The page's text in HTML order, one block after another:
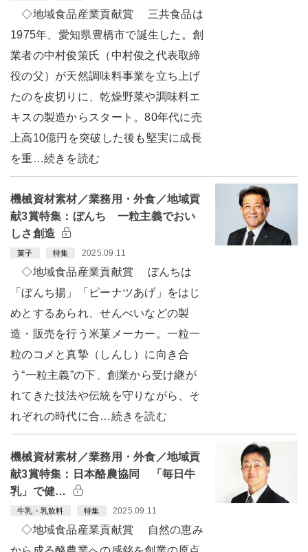
◇地域食品産業貢献賞 三共食品は
1975年、愛知県豊橋市で誕生した。創
業者の中村俊策氏（中村俊之代表取締
役の父）が天然調味料事業を立ち上げ
たのを皮切りに、乾燥野菜や調味料エ
キスの製造からスタート。80年代に売
上高10億円を突破した後も堅実に成長
を重…続きを読む
機械資材素材／業務用・外食／地域貢
献3賞特集：ぼんち 一粒主義でおい
しさ創造
菓子 特集 2025.09.11
◇地域食品産業貢献賞 ぼんちは
「ぼんち揚」「ピーナツあげ」をはじ
めとするあられ、せんべいなどの製
造・販売を行う米菓メーカー。一粒一
粒のコメと真摯（しんし）に向き合
う“一粒主義”の下、創業から受け継が
れてきた技法や伝統を守りながら、そ
れぞれの時代に合…続きを読む
機械資材素材／業務用・外食／地域貢
献3賞特集：日本酪農協同 「毎日牛
乳」で健…
牛乳・乳飲料 特集 2025.09.11
◇地域食品産業貢献賞 自然の恵み